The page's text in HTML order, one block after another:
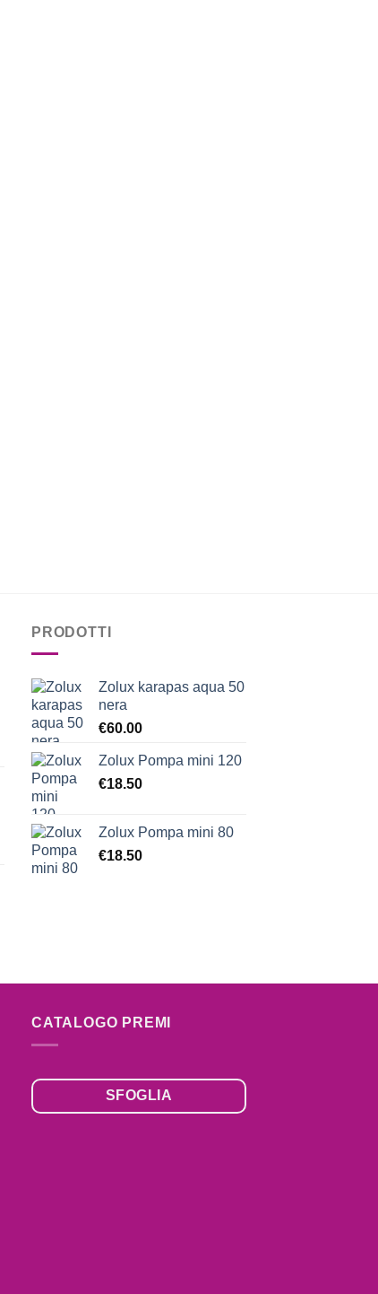
PRODOTTI
Zolux karapas aqua 50
nera
€60.00
Zolux Pompa mini 120
€18.50
Zolux Pompa mini 80
€18.50
CATALOGO PREMI
SFOGLIA